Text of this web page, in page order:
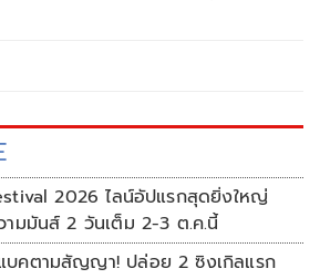
2026 ไลน์อัปแรกสุดยิ่งใหญ่
ามมันส์ 2 วันเต็ม 2-3 ต.ค.นี้
บคตามสัญญา! ปล่อย 2 ซิงเกิลแรก